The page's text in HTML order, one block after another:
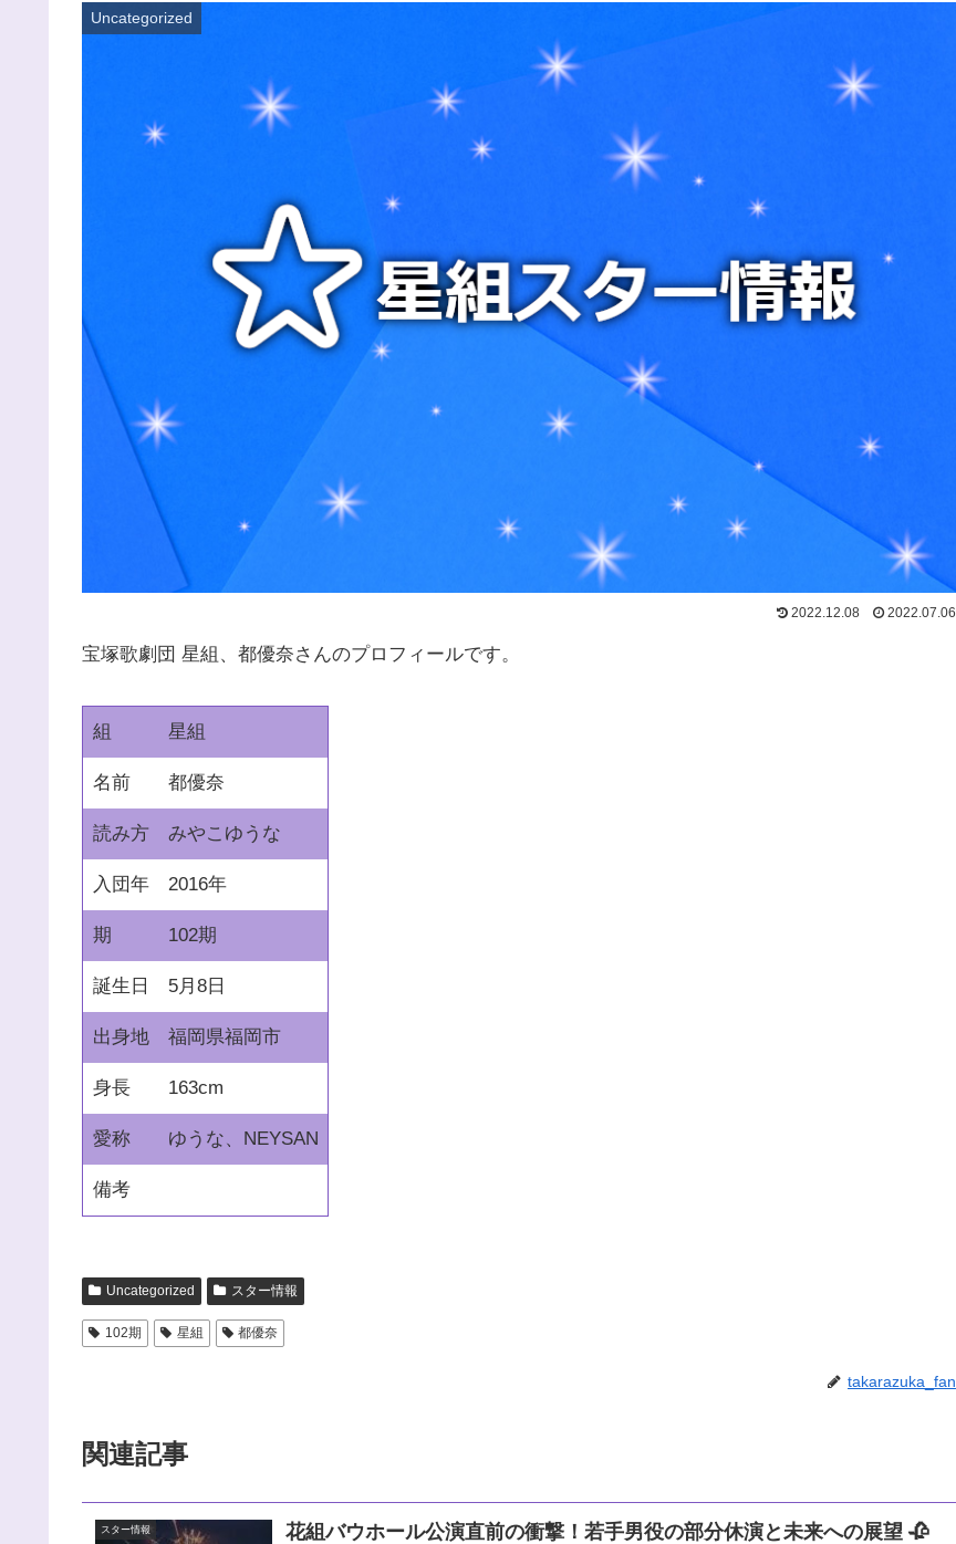
Uncategorized
2022.12.08 2022.07.06
宝塚歌劇団 星組、都優奈さんのプロフィールです。
組 星組
名前 都優奈
読み方 みやこゆうな
入団年 2016年
期 102期
誕生日 5月8日
出身地 福岡県福岡市
身長 163cm
愛称 ゆうな、NEYSAN
備考
Uncategorized スター情報
102期 星組 都優奈
takarazuka_fan
関連記事
スター情報 花組バウホール公演直前の衝撃！若手男役の部分休演と未来への展望 🥀